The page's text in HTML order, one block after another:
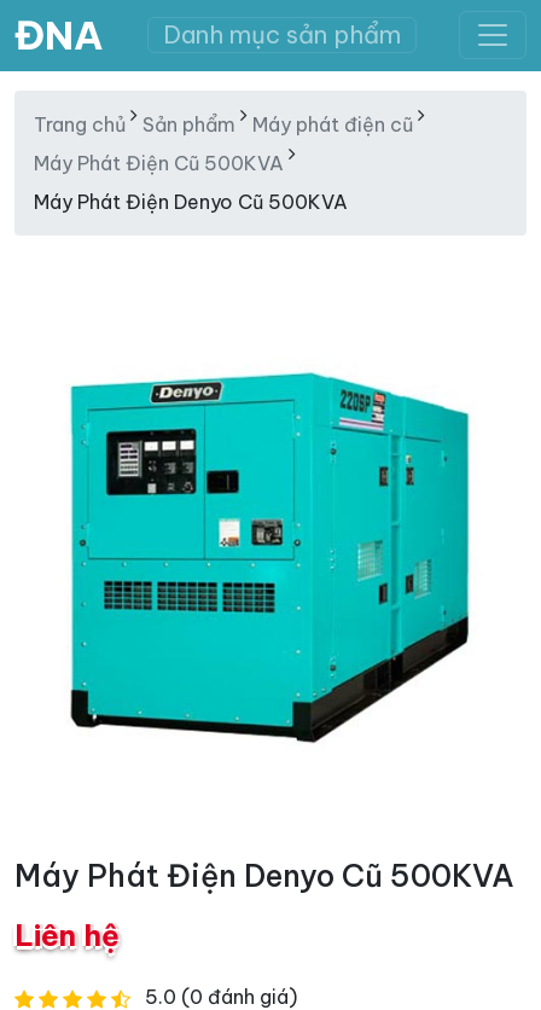
ĐNA Danh mục sản phẩm
Trang chủ Sản phẩm
Máy phát điện cũ
Máy Phát Điện Cũ 500KVA
Máy Phát Điện Denyo Cũ 500KVA
Máy Phát Điện Denyo Cũ 500KVA
Liên hệ
5.0 (0 đánh giá)